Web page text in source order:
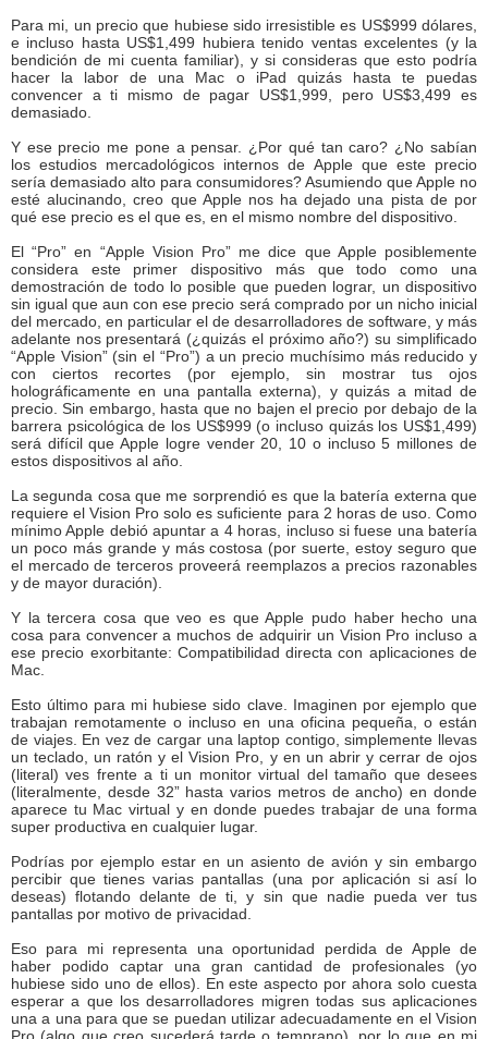
Para mi, un precio que hubiese sido irresistible es US$999 dólares,
e incluso hasta US$1,499 hubiera tenido ventas excelentes (y la
bendición de mi cuenta familiar), y si consideras que esto podría
hacer la labor de una Mac o iPad quizás hasta te puedas
convencer a ti mismo de pagar US$1,999, pero US$3,499 es
demasiado.
Y ese precio me pone a pensar. ¿Por qué tan caro? ¿No sabían
los estudios mercadológicos internos de Apple que este precio
sería demasiado alto para consumidores? Asumiendo que Apple no
esté alucinando, creo que Apple nos ha dejado una pista de por
qué ese precio es el que es, en el mismo nombre del dispositivo.
El “Pro” en “Apple Vision Pro” me dice que Apple posiblemente
considera este primer dispositivo más que todo como una
demostración de todo lo posible que pueden lograr, un dispositivo
sin igual que aun con ese precio será comprado por un nicho inicial
del mercado, en particular el de desarrolladores de software, y más
adelante nos presentará (¿quizás el próximo año?) su simplificado
“Apple Vision” (sin el “Pro”) a un precio muchísimo más reducido y
con ciertos recortes (por ejemplo, sin mostrar tus ojos
holográficamente en una pantalla externa), y quizás a mitad de
precio. Sin embargo, hasta que no bajen el precio por debajo de la
barrera psicológica de los US$999 (o incluso quizás los US$1,499)
será difícil que Apple logre vender 20, 10 o incluso 5 millones de
estos dispositivos al año.
La segunda cosa que me sorprendió es que la batería externa que
requiere el Vision Pro solo es suficiente para 2 horas de uso. Como
mínimo Apple debió apuntar a 4 horas, incluso si fuese una batería
un poco más grande y más costosa (por suerte, estoy seguro que
el mercado de terceros proveerá reemplazos a precios razonables
y de mayor duración).
Y la tercera cosa que veo es que Apple pudo haber hecho una
cosa para convencer a muchos de adquirir un Vision Pro incluso a
ese precio exorbitante: Compatibilidad directa con aplicaciones de
Mac.
Esto último para mi hubiese sido clave. Imaginen por ejemplo que
trabajan remotamente o incluso en una oficina pequeña, o están
de viajes. En vez de cargar una laptop contigo, simplemente llevas
un teclado, un ratón y el Vision Pro, y en un abrir y cerrar de ojos
(literal) ves frente a ti un monitor virtual del tamaño que desees
(literalmente, desde 32” hasta varios metros de ancho) en donde
aparece tu Mac virtual y en donde puedes trabajar de una forma
super productiva en cualquier lugar.
Podrías por ejemplo estar en un asiento de avión y sin embargo
percibir que tienes varias pantallas (una por aplicación si así lo
deseas) flotando delante de ti, y sin que nadie pueda ver tus
pantallas por motivo de privacidad.
Eso para mi representa una oportunidad perdida de Apple de
haber podido captar una gran cantidad de profesionales (yo
hubiese sido uno de ellos). En este aspecto por ahora solo cuesta
esperar a que los desarrolladores migren todas sus aplicaciones
una a una para que se puedan utilizar adecuadamente en el Vision